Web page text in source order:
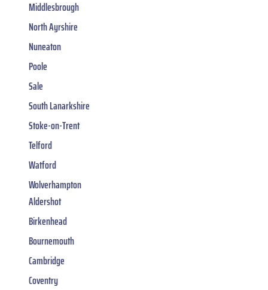
Middlesbrough
North Ayrshire
Nuneaton
Poole
Sale
South Lanarkshire
Stoke-on-Trent
Telford
Watford
Wolverhampton
Aldershot
Birkenhead
Bournemouth
Cambridge
Coventry